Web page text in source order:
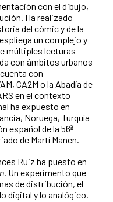
con el dibujo,
Ha realizado
del cómic y de la
un complejo y
múltiples lecturas
con ámbitos urbanos
con
CA2M o la Abadía de
en el contexto
ha expuesto en
Noruega, Turquía
español de la 56ª
de Martí Manen.
Ruiz ha puesto en
. Un experimento que
de distribución, el
digital y lo analógico.